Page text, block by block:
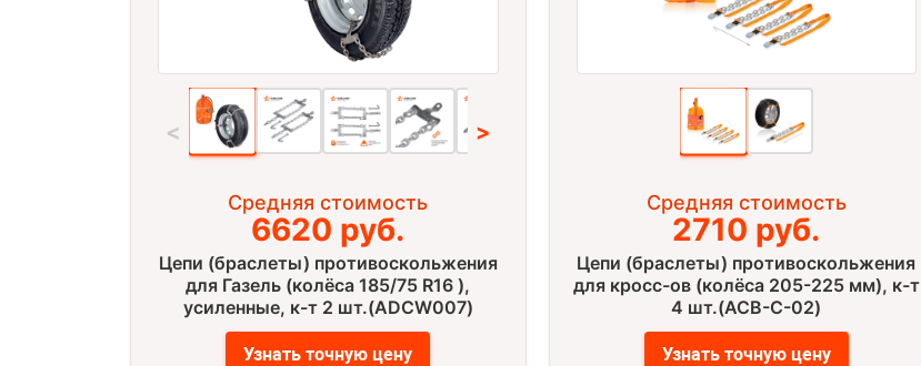
< >
Средняя стоимость
6620 руб.
Цепи (браслеты) противоскольжения
для Газель (колёса 185/75 R16 ),
усиленные, к-т 2 шт.(ADCW007)
Узнать точную цену
Средняя стоимость
2710 руб.
Цепи (браслеты) противоскольжения
для кросс-ов (колёса 205-225 мм), к-т
4 шт.(ACB-C-02)
Узнать точную цену